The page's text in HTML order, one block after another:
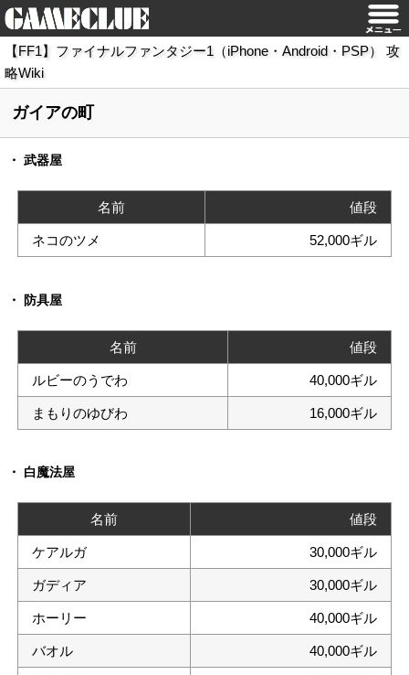
【FF1】ファイナルファンタジー1（iPhone・Android・PSP） 攻
略Wiki
ガイアの町
武器屋
名前 値段
ネコのツメ 52,000ギル
防具屋
名前 値段
ルビーのうでわ 40,000ギル
まもりのゆびわ 16,000ギル
白魔法屋
名前 値段
ケアルガ 30,000ギル
ガディア 30,000ギル
ホーリー 40,000ギル
バオル 40,000ギル